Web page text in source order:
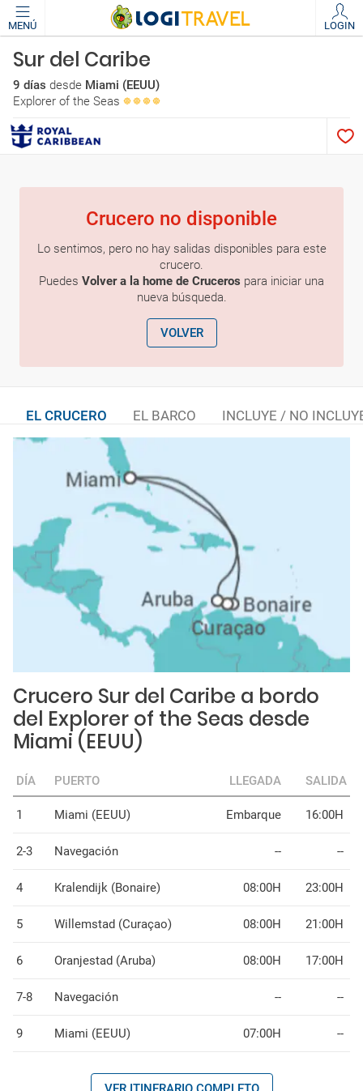
MENÚ LOGIN
Sur del Caribe
9 días desde Miami (EEUU)
Explorer of the Seas
Crucero no disponible
Lo sentimos, pero no hay salidas disponibles para este
crucero.
Puedes Volver a la home de Cruceros para iniciar una
nueva búsqueda.
VOLVER
EL CRUCERO EL BARCO INCLUYE / NO
Crucero Sur del Caribe a bordo
del Explorer of the Seas desde
Miami (EEUU)
DÍA PUERTO LLEGADA SALIDA
1 Miami (EEUU) Embarque 16:00H
2-3 Navegación -- --
4 Kralendijk (Bonaire) 08:00H 23:00H
5 Willemstad (Curaçao) 08:00H 21:00H
6 Oranjestad (Aruba) 08:00H 17:00H
7-8 Navegación -- --
9 Miami (EEUU) 07:00H --